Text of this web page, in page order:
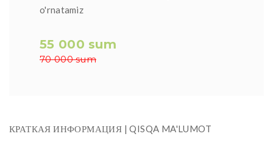
o'rnatamiz
55 000 sum
70 000 sum
КРАТКАЯ ИНФОРМАЦИЯ | QISQA MA'LUMOT